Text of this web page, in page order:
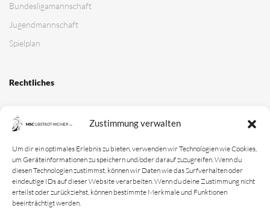
Zustimmung verwalten
Um dir ein optimales Erlebnis zu bieten, verwenden wir Technologien wie Cookies,
um Geräteinformationen zu speichern und/oder darauf zuzugreifen. Wenn du
diesen Technologien zustimmst, können wir Daten wie das Surfverhalten oder
eindeutige IDs auf dieser Website verarbeiten. Wenn du deine Zustimmung nicht
erteilst oder zurückziehst, können bestimmte Merkmale und Funktionen
beeinträchtigt werden.
Bundesligamannschaft
Jugendmannschaft
Spielplan
Rechtliches
Impressum
Datenschutz­erklärung
Cookie-Richtlinie
Login